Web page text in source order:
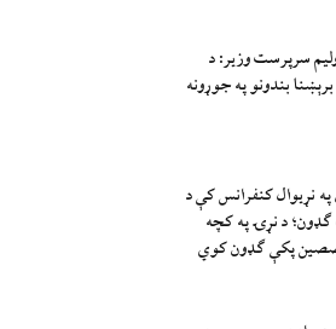
سرپرست وزیر: د
بندونو په جوړونه
نړيوال کنفرانس کې د
د نړۍ په کچه
پکې ګډون کوي